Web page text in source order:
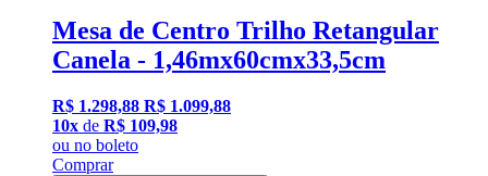
Mesa de Centro Trilho Retangular
Canela - 1,46mx60cmx33,5cm
R$ 1.298,88 R$ 1.099,88
10x de R$ 109,98
ou no boleto
Comprar